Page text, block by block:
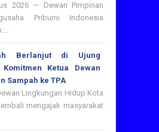
2026 — Dewan Pimpinan
Pribumi Indonesia
Berlanjut di Ujung
Ketua Dewan
Sampah ke TPA
Lingkungan Hidup Kota
mengajak masyarakat